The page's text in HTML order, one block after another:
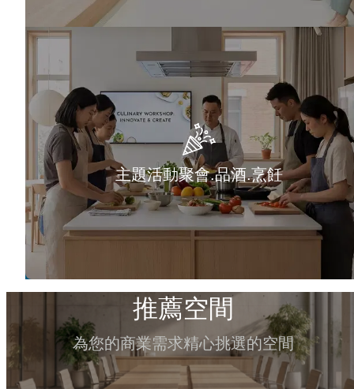
主題活動聚會.品酒.烹飪
推薦空間
為您的商業需求精心挑選的空間